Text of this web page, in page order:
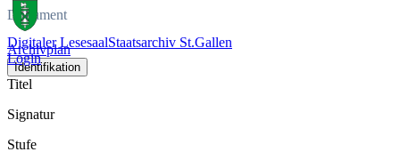
Digitaler LesesaalStaatsarchiv St.Gallen
Login
Dokument
Archivplan
Identifikation
Titel
Signatur
Stufe